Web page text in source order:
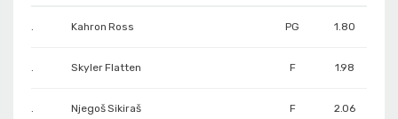
. Kahron Ross PG 1.80
. Skyler Flatten F 1.98
. Njegoš Sikiraš F 2.06